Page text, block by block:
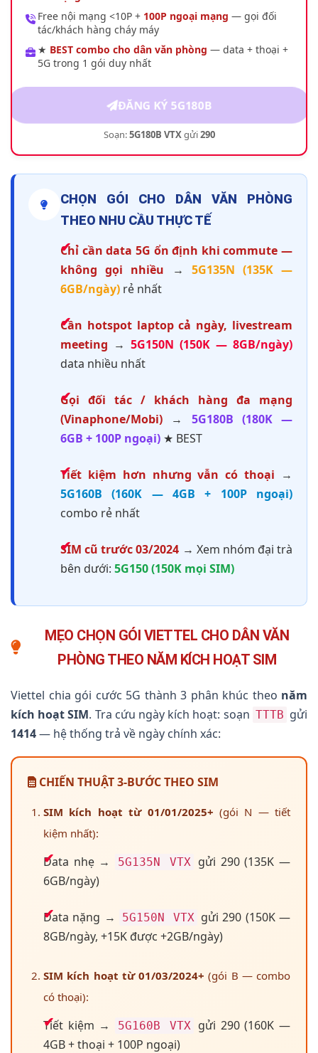
Free nội mạng <10P + 100P ngoại mạng — gọi đối
tác/khách hàng cháy máy
★ BEST combo cho dân văn phòng — data + thoại +
5G trong 1 gói duy nhất
ĐĂNG KÝ 5G180B
Soạn:5G180B VTXgửi290
CHỌN GÓI CHO DÂN VĂN PHÒNG
THEO NHU CẦU THỰC TẾ
Chỉ cần data 5G ổn định khi commute —
không gọi nhiều → 5G135N (135K —
6GB/ngày) rẻ nhất
Cần hotspot laptop cả ngày, livestream
meeting → 5G150N (150K — 8GB/ngày)
data nhiều nhất
Gọi đối tác / khách hàng đa mạng
(Vinaphone/Mobi) → 5G180B (180K —
6GB + 100P ngoại) ★ BEST
Tiết kiệm hơn nhưng vẫn có thoại →
5G160B (160K — 4GB + 100P ngoại)
combo rẻ nhất
SIM cũ trước 03/2024 → Xem nhóm đại trà
bên dưới: 5G150 (150K mọi SIM)
MẸO CHỌN GÓI VIETTEL CHO DÂN VĂN
PHÒNG THEO NĂM KÍCH HOẠT SIM
Viettel chia gói cước 5G thành 3 phân khúc theo năm
kích hoạt SIM. Tra cứu ngày kích hoạt: soạn TTTB gửi
1414— hệ thống trả về ngày chính xác:
CHIẾN THUẬT 3-BƯỚC THEO SIM
SIM kích hoạt từ 01/01/2025+ (gói N — tiết
kiệm nhất):
Data nhẹ → 5G135N VTX
gửi 290 (135K —
6GB/ngày)
Data nặng → 5G150N VTX gửi 290 (150K —
8GB/ngày, +15K được +2GB/ngày)
SIM kích hoạt từ 01/03/2024+ (gói B — combo
có thoại):
Tiết kiệm → 5G160B VTX
gửi 290 (160K —
4GB + thoại + 100P ngoại)